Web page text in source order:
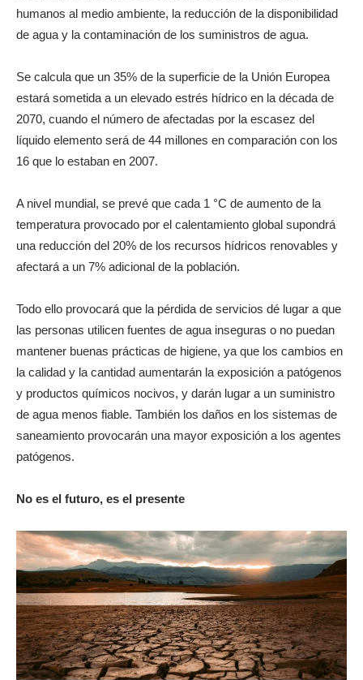
humanos al medio ambiente, la reducción de la disponibilidad
de agua y la contaminación de los suministros de agua.
Se calcula que un 35% de la superficie de la Unión Europea
estará sometida a un elevado estrés hídrico en la década de
2070, cuando el número de afectadas por la escasez del
líquido elemento será de 44 millones en comparación con los
16 que lo estaban en 2007.
A nivel mundial, se prevé que cada 1 °C de aumento de la
temperatura provocado por el calentamiento global supondrá
una reducción del 20% de los recursos hídricos renovables y
afectará a un 7% adicional de la población.
Todo ello provocará que la pérdida de servicios dé lugar a que
las personas utilicen fuentes de agua inseguras o no puedan
mantener buenas prácticas de higiene, ya que los cambios en
la calidad y la cantidad aumentarán la exposición a patógenos
y productos químicos nocivos, y darán lugar a un suministro
de agua menos fiable. También los daños en los sistemas de
saneamiento provocarán una mayor exposición a los agentes
patógenos.
No es el futuro, es el presente